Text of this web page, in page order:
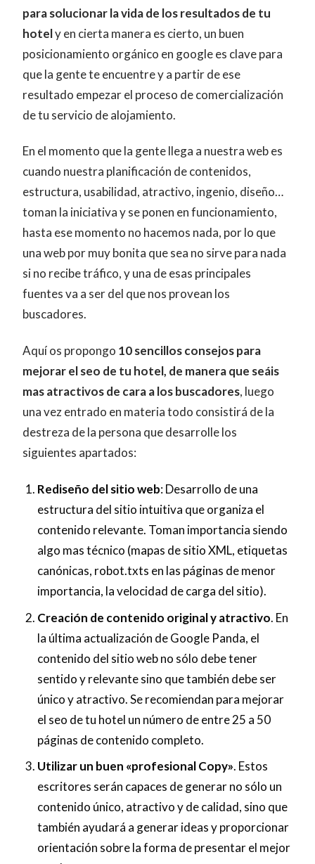
para solucionar la vida de los resultados de tu
hotely en cierta manera es cierto, un buen
posicionamiento orgánico en google es clave para
que la gente te encuentre y a partir de ese
resultado empezar el proceso de comercialización
de tu servicio de alojamiento.
En el momento que la gente llega a nuestra web es
cuando nuestra planificación de contenidos,
estructura, usabilidad, atractivo, ingenio, diseño…
toman la iniciativa y se ponen en funcionamiento,
hasta ese momento no hacemos nada, por lo que
una web por muy bonita que sea no sirve para nada
si no recibe tráfico, y una de esas principales
fuentes va a ser del que nos provean los
buscadores.
Aquí os propongo 10 sencillos consejos para
mejorar el seo de tu hotel, de manera que seáis
mas atractivos de cara a los buscadores, luego
una vez entrado en materia todo consistirá de la
destreza de la persona que desarrolle los
siguientes apartados:
Rediseño del sitio web: Desarrollo de una
estructura del sitio intuitiva que organiza el
contenido relevante. Toman importancia siendo
algo mas técnico (mapas de sitio XML, etiquetas
canónicas, robot.txts en las páginas de menor
importancia, la velocidad de carga del sitio).
Creación de contenido original y atractivo. En
la última actualización de Google Panda, el
contenido del sitio web no sólo debe tener
sentido y relevante sino que también debe ser
único y atractivo. Se recomiendan para mejorar
el seo de tu hotel un número de entre 25 a 50
páginas de contenido completo.
Utilizar un buen «profesional Copy». Estos
escritores serán capaces de generar no sólo un
contenido único, atractivo y de calidad, sino que
también ayudará a generar ideas y proporcionar
orientación sobre la forma de presentar el mejor